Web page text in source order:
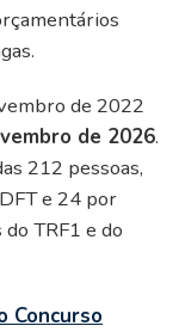
de 2022
de 2026.
212 pessoas,
e 24 por
TRF1 e do
Concurso